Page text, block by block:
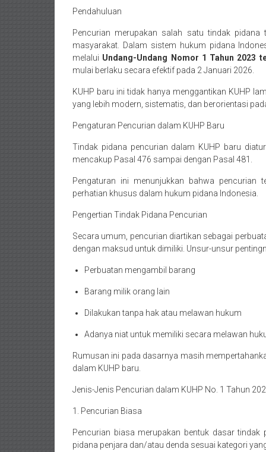
Daerah
Istimewa
Yogyakarta,
Makassar,
Denpasar,
Salatiga,
Ungaran,
Pontianak,
Bandung,
Kendari,
Riau,
Pekanbaru,
Bengkulu,
Mukomuko,
Gunung
Kidul,
Kulon
Progo,
Balikpapan,
Pendahuluan
Pencurian merupakan salah satu tindak
masyarakat. Dalam sistem hukum pidana
melalui Undang-Undang Nomor 1 Tahun 2023
mulai berlaku secara efektif pada 2 Januari 2026.
KUHP baru ini tidak hanya menggantikan KUHP
yang lebih modern, sistematis, dan berorientasi
Pengaturan Pencurian dalam KUHP Baru
Tindak pidana pencurian dalam KUHP baru
mencakup Pasal 476 sampai dengan Pasal 481.
Pengaturan ini menunjukkan bahwa
perhatian khusus dalam hukum pidana Indonesia.
Pengertian Tindak Pidana Pencurian
Secara umum, pencurian diartikan sebagai
dengan maksud untuk dimiliki. Unsur-unsur
Perbuatan mengambil barang
Barang milik orang lain
Dilakukan tanpa hak atau melawan hukum
Adanya niat untuk memiliki secara melawan
Rumusan ini pada dasarnya masih
dalam KUHP baru.
Jenis-Jenis Pencurian dalam KUHP No. 1 Tahun
1. Pencurian Biasa
Pencurian biasa merupakan bentuk dasar tindak
pidana penjara dan/atau denda sesuai kategori